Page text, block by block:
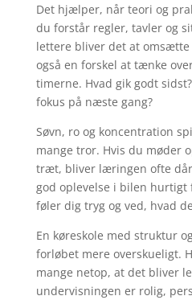
Det hjælper, når teori og
du forstår regler, tavler og
lettere bliver det at omsætte
også en forskel at tænke
timerne. Hvad gik godt
fokus på næste gang?
Søvn, ro og koncentration
mange tror. Hvis du møder
træt, bliver læringen ofte
god oplevelse i bilen hurtigt
føler dig tryg og ved, hvad
En køreskole med struktur
forløbet mere overskueligt.
mange netop, at det bliver
undervisningen er rolig,